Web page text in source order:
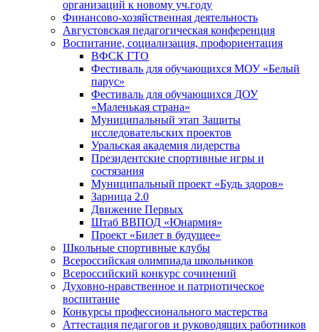
организаций к новому уч.году
Финансово-хозяйственная деятельность
Августовская педагогическая конференция
Воспитание, социализация, профориентация
ВФСК ГТО
Фестиваль для обучающихся МОУ «Белый
парус»
Фестиваль для обучающихся ДОУ
«Маленькая страна»
Муниципальный этап Защиты
исследовательских проектов
Уральская академия лидерства
Президентские спортивные игры и
состязания
Муниципальный проект «Будь здоров»
Зарница 2.0
Движение Первых
Штаб ВВПОД «Юнармия»
Проект «Билет в будущее»
Школьные спортивные клубы
Всероссийская олимпиада школьников
Всероссийский конкурс сочинений
Духовно-нравственное и патриотическое
воспитание
Конкурсы профессионального мастерства
Аттестация педагогов и руководящих работников